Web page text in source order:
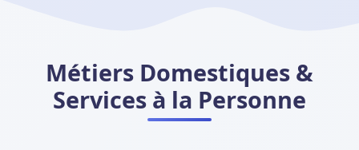
Métiers Domestiques &
Services à la Personne